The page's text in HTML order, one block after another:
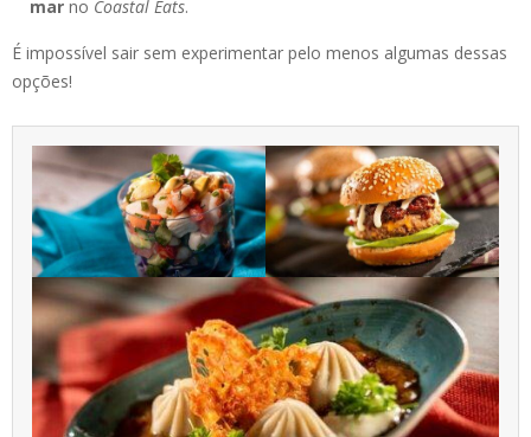
mar no Coastal Eats.
É impossível sair sem experimentar pelo menos algumas dessas
opções!